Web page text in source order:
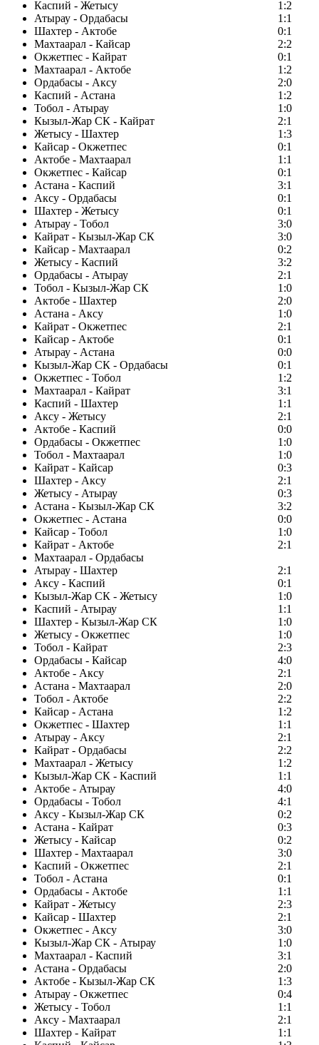
Каспий - Жетысу
1:2
Атырау - Ордабасы
1:1
Шахтер - Актобе
0:1
Махтаарал - Кайсар
2:2
Окжетпес - Кайрат
0:1
Махтаарал - Актобе
1:2
Ордабасы - Аксу
2:0
Каспий - Астана
1:2
Тобол - Атырау
1:0
Кызыл-Жар СК - Кайрат
2:1
Жетысу - Шахтер
1:3
Кайсар - Окжетпес
0:1
Актобе - Махтаарал
1:1
Окжетпес - Кайсар
0:1
Астана - Каспий
3:1
Аксу - Ордабасы
0:1
Шахтер - Жетысу
0:1
Атырау - Тобол
3:0
Кайрат - Кызыл-Жар СК
3:0
Кайсар - Махтаарал
0:2
Жетысу - Каспий
3:2
Ордабасы - Атырау
2:1
Тобол - Кызыл-Жар СК
1:0
Актобе - Шахтер
2:0
Астана - Аксу
1:0
Кайрат - Окжетпес
2:1
Кайсар - Актобе
0:1
Атырау - Астана
0:0
Кызыл-Жар СК - Ордабасы
0:1
Окжетпес - Тобол
1:2
Махтаарал - Кайрат
3:1
Каспий - Шахтер
1:1
Аксу - Жетысу
2:1
Актобе - Каспий
0:0
Ордабасы - Окжетпес
1:0
Тобол - Махтаарал
1:0
Кайрат - Кайсар
0:3
Шахтер - Аксу
2:1
Жетысу - Атырау
0:3
Астана - Кызыл-Жар СК
3:2
Окжетпес - Астана
0:0
Кайсар - Тобол
1:0
Кайрат - Актобе
2:1
Махтаарал - Ордабасы
Атырау - Шахтер
2:1
Аксу - Каспий
0:1
Кызыл-Жар СК - Жетысу
1:0
Каспий - Атырау
1:1
Шахтер - Кызыл-Жар СК
1:0
Жетысу - Окжетпес
1:0
Тобол - Кайрат
2:3
Ордабасы - Кайсар
4:0
Актобе - Аксу
2:1
Астана - Махтаарал
2:0
Тобол - Актобе
2:2
Кайсар - Астана
1:2
Окжетпес - Шахтер
1:1
Атырау - Аксу
2:1
Кайрат - Ордабасы
2:2
Махтаарал - Жетысу
1:2
Кызыл-Жар СК - Каспий
1:1
Актобе - Атырау
4:0
Ордабасы - Тобол
4:1
Аксу - Кызыл-Жар СК
0:2
Астана - Кайрат
0:3
Жетысу - Кайсар
0:2
Шахтер - Махтаарал
3:0
Каспий - Окжетпес
2:1
Тобол - Астана
0:1
Ордабасы - Актобе
1:1
Кайрат - Жетысу
2:3
Кайсар - Шахтер
2:1
Окжетпес - Аксу
3:0
Кызыл-Жар СК - Атырау
1:0
Махтаарал - Каспий
3:1
Астана - Ордабасы
2:0
Актобе - Кызыл-Жар СК
1:3
Атырау - Окжетпес
0:4
Жетысу - Тобол
1:1
Аксу - Махтаарал
2:1
Шахтер - Кайрат
1:1